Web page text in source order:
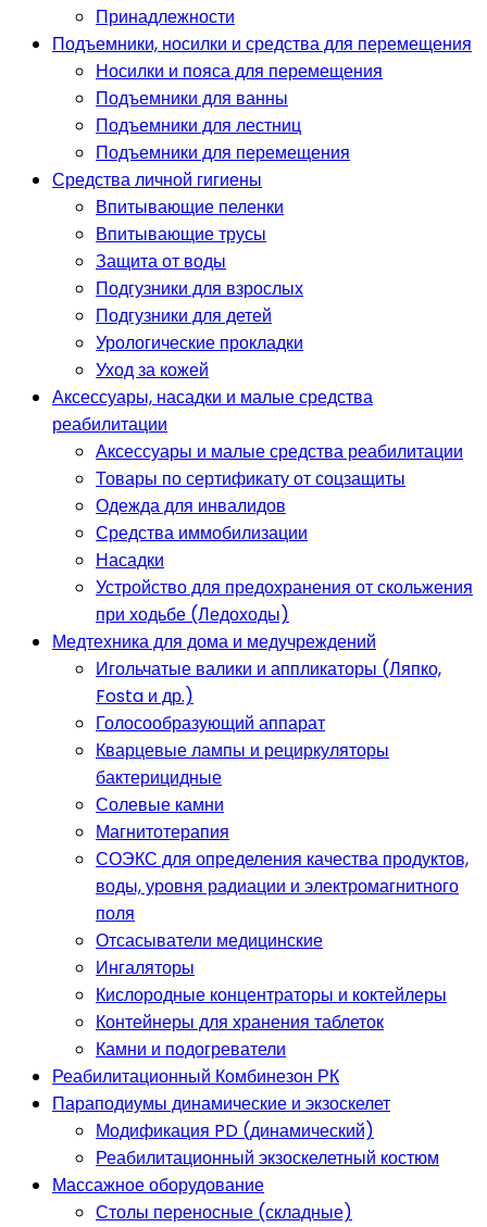
Принадлежности
Подъемники, носилки и средства для перемещения
Носилки и пояса для перемещения
Подъемники для ванны
Подъемники для лестниц
Подъемники для перемещения
Средства личной гигиены
Впитывающие пеленки
Впитывающие трусы
Защита от воды
Подгузники для взрослых
Подгузники для детей
Урологические прокладки
Уход за кожей
Аксессуары, насадки и малые средства
реабилитации
Аксессуары и малые средства реабилитации
Товары по сертификату от соцзащиты
Одежда для инвалидов
Средства иммобилизации
Насадки
Устройство для предохранения от скольжения
при ходьбе (Ледоходы)
Медтехника для дома и медучреждений
Игольчатые валики и аппликаторы (Ляпко,
Fosta и др.)
Голосообразующий аппарат
Кварцевые лампы и рециркуляторы
бактерицидные
Солевые камни
Магнитотерапия
СОЭКС для определения качества продуктов,
воды, уровня радиации и электромагнитного
поля
Отсасыватели медицинские
Ингаляторы
Кислородные концентраторы и коктейлеры
Контейнеры для хранения таблеток
Камни и подогреватели
Реабилитационный Комбинезон РК
Параподиумы динамические и экзоскелет
Модификация PD (динамический)
Реабилитационный экзоскелетный костюм
Массажное оборудование
Столы переносные (складные)